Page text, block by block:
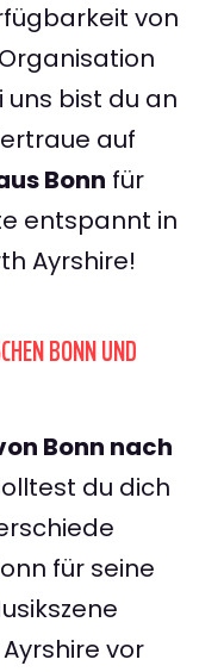
von
bist du an
auf
Bonn für
entspannt in
Ayrshire!
BONN UND
Bonn nach
du dich
für seine
vor